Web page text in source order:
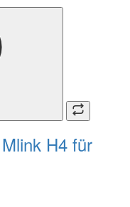
H4 für